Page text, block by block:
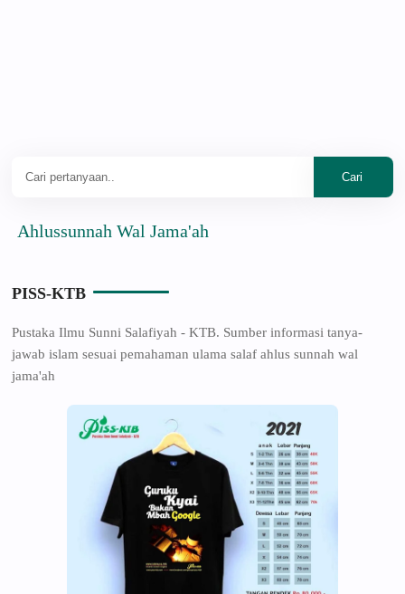
Wal Jama'ah
PISS-KTB
Pustaka Ilmu Sunni Salafiyah - KTB. Sumber informasi tanya-
jawab islam sesuai pemahaman ulama salaf ahlus sunnah wal
jama'ah